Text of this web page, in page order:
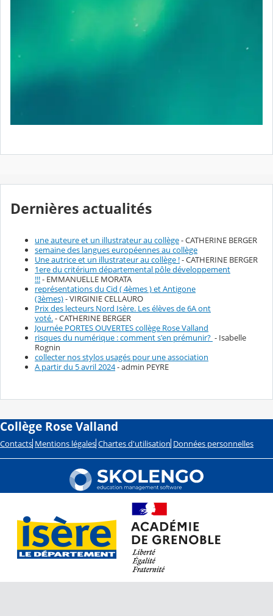
Dernières actualités
une auteure et un illustrateur au collège- CATHERINE BERGER
semaine des langues européennes au collège
Une autrice et un illustrateur au collège !- CATHERINE BERGER
1ere du critérium départemental pôle développement
!!!- EMMANUELLE MORATA
représentations du Cid ( 4èmes ) et Antigone
(3èmes)- VIRGINIE CELLAURO
Prix des lecteurs Nord Isère. Les élèves de 6A ont
voté.- CATHERINE BERGER
Journée PORTES OUVERTES collège Rose Valland
risques du numérique : comment s'en prémunir? - Isabelle
Rognin
collecter nos stylos usagés pour une association
A partir du 5 avril 2024- admin PEYRE
Collège Rose Valland
Contacts Mentions légales Chartes d'utilisation Données personnelles